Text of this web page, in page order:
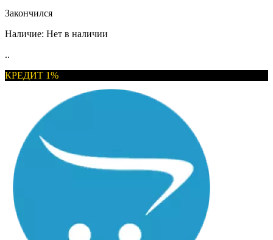
Закончился
Наличие: Нет в наличии
..
КРЕДИТ 1%